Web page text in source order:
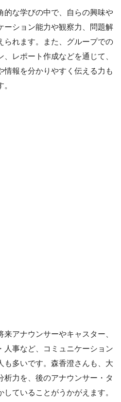
的な学びの中で、自らの興味や
ーション能力や観察力、問題解
られます。また、グループでの
レポート作成などを通じて、
情報を分かりやすく伝える力も
アナウンサーやキャスター、
人事など、コミュニケーション
も多いです。森香澄さんも、大
析力を、後のアナウンサー・タ
ていることがうかがえます。